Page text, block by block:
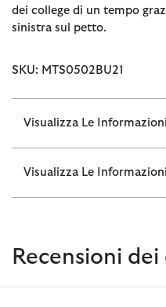
dei college di un tempo
sinistra sul petto.
SKU: MTS0502BU21
Visualizza Le
Visualizza Le
Recensioni